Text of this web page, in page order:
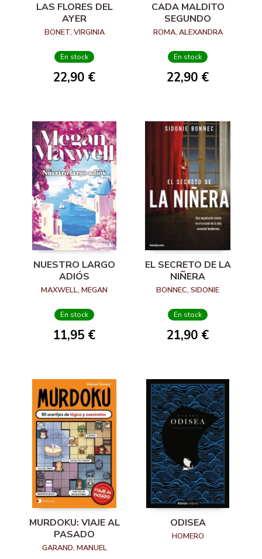
LAS FLORES DEL
AYER
BONET, VIRGINIA
En stock
22,90 €
CADA MALDITO
SEGUNDO
ROMA, ALEXANDRA
En stock
22,90 €
NUESTRO LARGO
ADIÓS
MAXWELL, MEGAN
En stock
11,95 €
EL SECRETO DE LA
NIÑERA
BONNEC, SIDONIE
En stock
21,90 €
MURDOKU: VIAJE AL
PASADO
GARAND, MANUEL
ODISEA
HOMERO